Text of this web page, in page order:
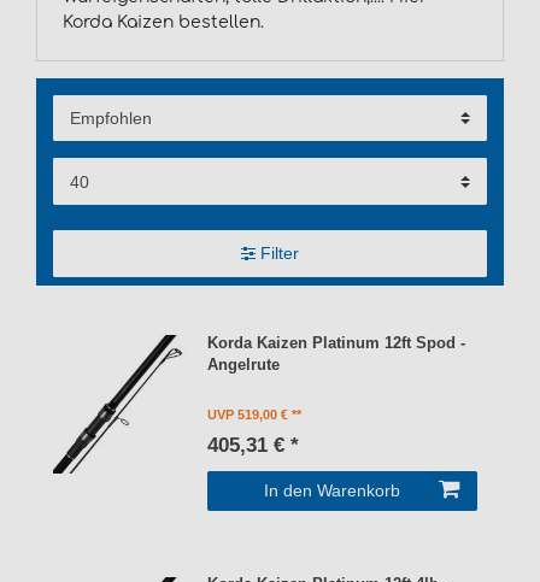
Korda Kaizen bestellen.
Filter
Korda Kaizen Platinum 12ft Spod -
Angelrute
UVP 519,00 €
405,31 € *
In den Warenkorb